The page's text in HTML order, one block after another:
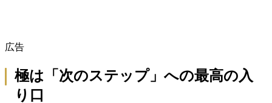
広告
極は「次のステップ」への最高の入
り口